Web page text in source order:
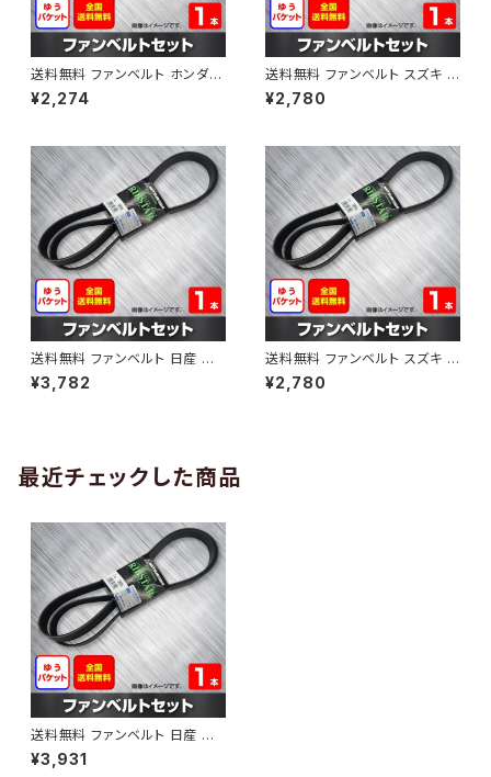
送料無料 ファンベルト ホンダ フ
ィット 型式GE6 H19.10～H25.
09 （国内トップメーカー） 1本 H
¥2,274
送料無料 ファンベルト スズキ ス
ペーシア 型式MK32S H25.03
～H30.02 （国内トップメーカ
¥2,780
送料無料 ファンベルト 日産 キ
ューブ 型式Z12 H20.11～H24.
10 （国内トップメーカー） 1本 H
¥3,782
送料無料 ファンベルト スズキ ワ
ゴンR 型式MH34S H24.09～
H29.02 （国内トップメーカー）
¥2,780
最近チェックした商品
送料無料 ファンベルト 日産 ティ
アナ 型式L33 H26.01～ （国内
トップメーカー） 1本 HAB-045
¥3,931